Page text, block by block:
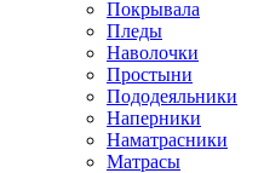
Покрывала
Пледы
Наволочки
Простыни
Пододеяльники
Наперники
Наматрасники
Матрасы